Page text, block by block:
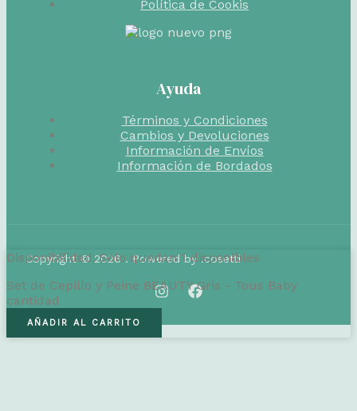
Política de Cookis
Ayuda
Términos y Condiciones
Cambios y Devoluciones
Información de Envíos
Información de Bordados
Copyright © 2026 . Powered by .cosetti
Disponibilidad: Solo quedan 1 disponibles
Set de Cepillo y Peine BEAUTY Gris - Tous Baby
cantidad
AÑADIR AL CARRITO